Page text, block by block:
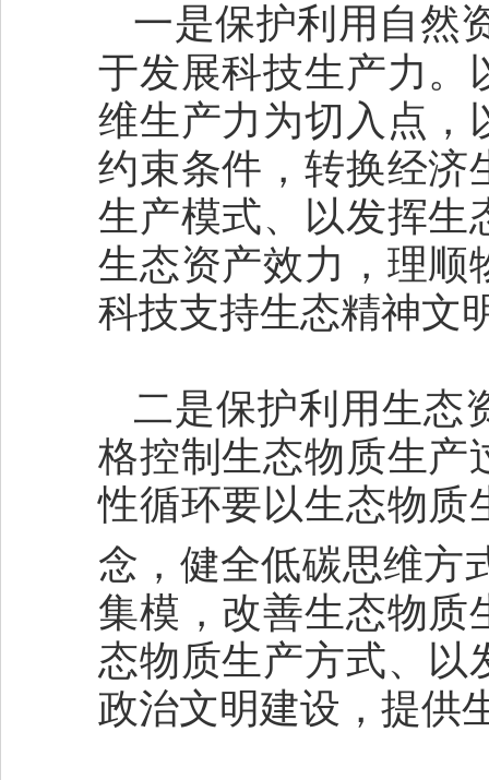
一是保护利用自然
于发展科技生产力。
维生产力为切入点，
约束条件，转换经济
生产模式、以发挥生
生态资产效力，理顺
科技支持生态精神文
二是保护利用生态
格控制生态物质生产
性循环要以生态物质
念，健全低碳思维方
集模，改善生态物质
态物质生产方式、以
政治文明建设，提供